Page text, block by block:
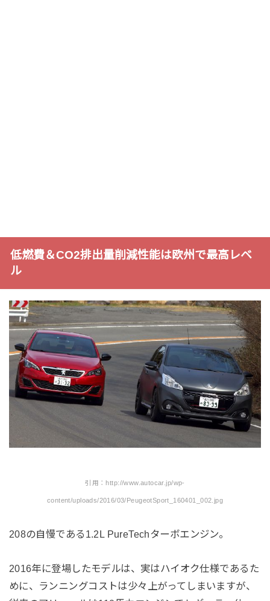
低燃費＆CO2排出量削減性能は欧州で最高レベ
ル
引用：http://www.autocar.jp/wp-
content/uploads/2016/03/PeugeotSport_160401_002.jpg
208の自慢である1.2L PureTechターボエンジン。
2016年に登場したモデルは、実はハイオク仕様であるた
めに、ランニングコストは少々上がってしまいますが、